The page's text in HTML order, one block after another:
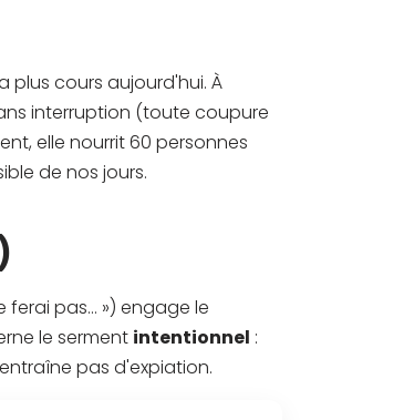
plus cours aujourd'hui. À
interruption (toute coupure
elle nourrit 60 personnes
de nos jours.
ferai pas… ») engage le
le serment intentionnel :
pas d'expiation.